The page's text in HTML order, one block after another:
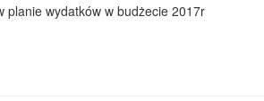
planie wydatków w budżecie 2017r